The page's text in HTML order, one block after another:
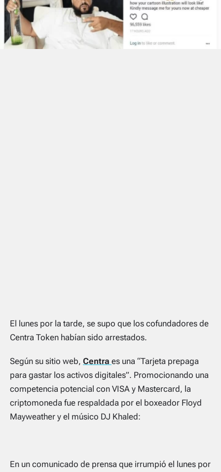
El lunes por la tarde, se supo que los cofundadores de
Centra Token habían sido arrestados.
Según su sitio web, Centra es una “Tarjeta prepaga
para gastar los activos digitales”. Promocionando una
competencia potencial con VISA y Mastercard, la
criptomoneda fue respaldada por el boxeador Floyd
Mayweather y el músico DJ Khaled:
En un comunicado de prensa que irrumpió el lunes por